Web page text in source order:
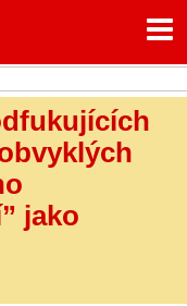
jako